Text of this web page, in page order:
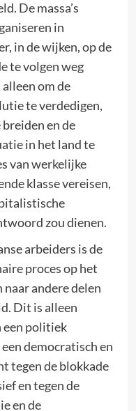
De massa’s
in
in de wijken, op de
te volgen weg
om de
te verdedigen,
en de
in het land te
van werkelijke
klasse vereisen,
zou dienen.
arbeiders is de
proces op het
andere delen
Dit is alleen
een politiek
democratisch en
tegen de blokkade
en tegen de
en de